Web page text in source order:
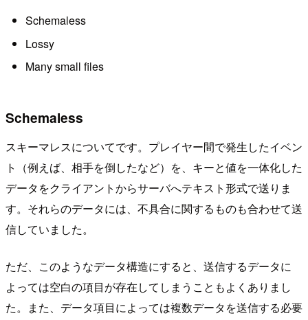
Schemaless
Lossy
Many small files
Schemaless
スキーマレスについてです。プレイヤー間で発生したイベン
ト（例えば、相手を倒したなど）を、キーと値を一体化した
データをクライアントからサーバへテキスト形式で送りま
す。それらのデータには、不具合に関するものも合わせて送
信していました。
ただ、このようなデータ構造にすると、送信するデータに
よっては空白の項目が存在してしまうこともよくありまし
た。また、データ項目によっては複数データを送信する必要